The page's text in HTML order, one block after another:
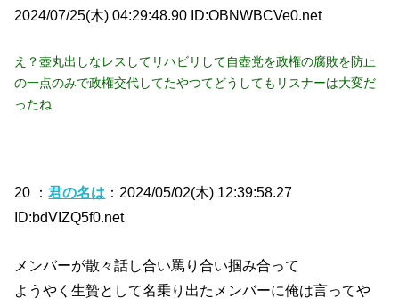
2024/07/25(木) 04:29:48.90 ID:OBNWBCVe0.net
え？壺丸出しなレスしてリハビリして自壺党を政権の腐敗を防止
の一点のみで政権交代してたやつてどうしてもリスナーは大変だ
ったね
20 ：君の名は ：2024/05/02(木) 12:39:58.27
ID:bdVIZQ5f0.net
メンバーが散々話し合い罵り合い掴み合って
ようやく生贄として名乗り出たメンバーに俺は言ってや